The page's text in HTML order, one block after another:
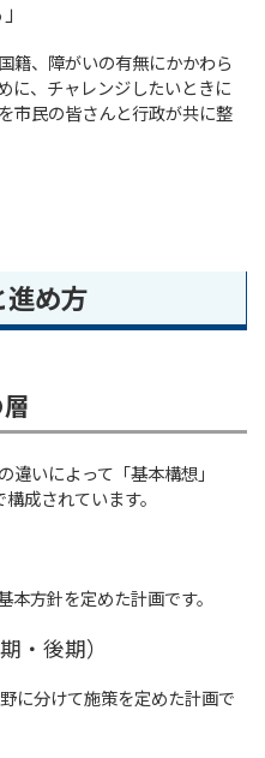
籍、障がいの有無にかかわら
に、チャレンジしたいときに
市民の皆さんと行政が共に整
進め方
違いによって「基本構想」
成されています。
方針を定めた計画です。
・後期）
に分けて施策を定めた計画で